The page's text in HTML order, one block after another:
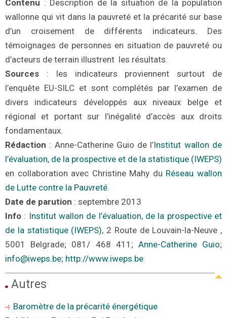
Contenu : Description de la situation de la population
wallonne qui vit dans la pauvreté et la précarité sur base
d’un croisement de différents indicateurs. Des
témoignages de personnes en situation de pauvreté ou
d’acteurs de terrain illustrent les résultats.
Sources
: les indicateurs proviennent surtout de
l’enquête EU-SILC et sont complétés par l’examen de
divers indicateurs développés aux niveaux belge et
régional et portant sur l’inégalité d’accès aux droits
fondamentaux.
Rédaction : Anne-Catherine Guio de l’Institut wallon de
l’évaluation, de la prospective et de la statistique (IWEPS)
en collaboration avec Christine Mahy du Réseau wallon
de Lutte contre la Pauvreté.
Date de parution : septembre 2013
Info : Institut wallon de l’évaluation, de la prospective et
de la statistique (IWEPS), 2 Route de Louvain-la-Neuve ,
5001 Belgrade; 081/ 468 411; Anne-Catherine Guio;
info@iweps.be; http://www.iweps.be
Autres
Baromètre de la précarité énergétique